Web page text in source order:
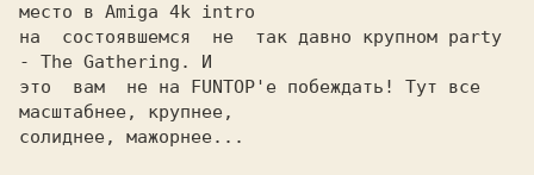
место в Amiga 4k intro
на  состоявшемся  не  так давно крупном party
- The Gathering. И
это  вам  не на FUNTOP'е побеждать! Тут все
масштабнее, крупнее,
солиднее, мажорнее...